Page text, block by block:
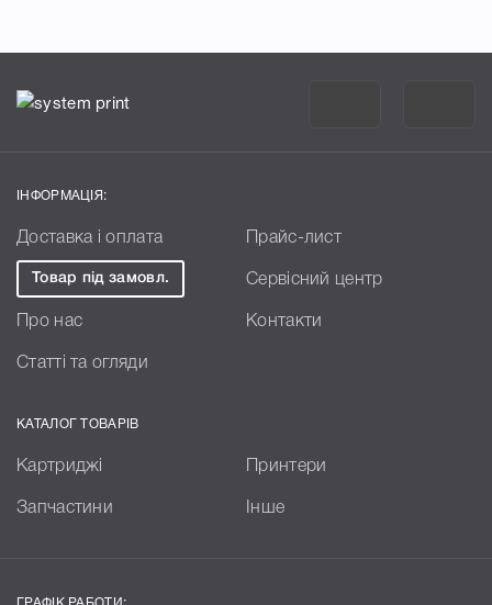
ІНФОРМАЦІЯ:
Доставка і оплата Прайс-лист
Товар під замовл. Сервісний центр
Про нас Контакти
Статті та огляди
КАТАЛОГ ТОВАРІВ
Картриджі Принтери
Запчастини Інше